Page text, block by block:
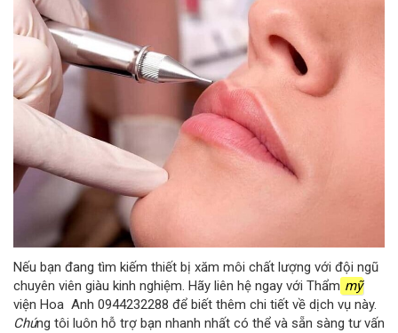
Nếu bạn đang tìm kiếm thiết bị xăm môi chất lượng với đội ngũ
chuyên viên giàu kinh nghiệm. Hãy liên hệ ngay với Thẩm mỹ
viện Hoa Anh 0944232288 để biết thêm chi tiết về dịch vụ này.
Chúng tôi luôn hỗ trợ bạn nhanh nhất có thể và sẵn sàng tư vấn